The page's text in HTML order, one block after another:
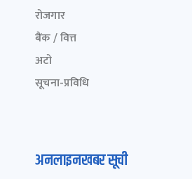
रोजगार
बैंक / वित्त
अटो
सूचना-प्रविधि
अनलाइनखबर सूची